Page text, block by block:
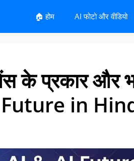
🏠 होम AI फोटो और वीडियो
के प्रकार और
in